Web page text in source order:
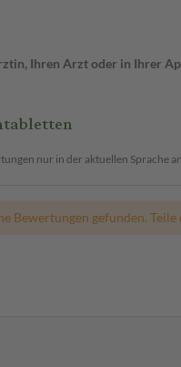
Ihren Arzt oder in Ihrer
nur in der aktuellen Sprache
Bewertungen gefunden.